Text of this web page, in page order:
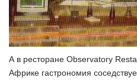
А в ресторане Observatory
Африке гастрономия